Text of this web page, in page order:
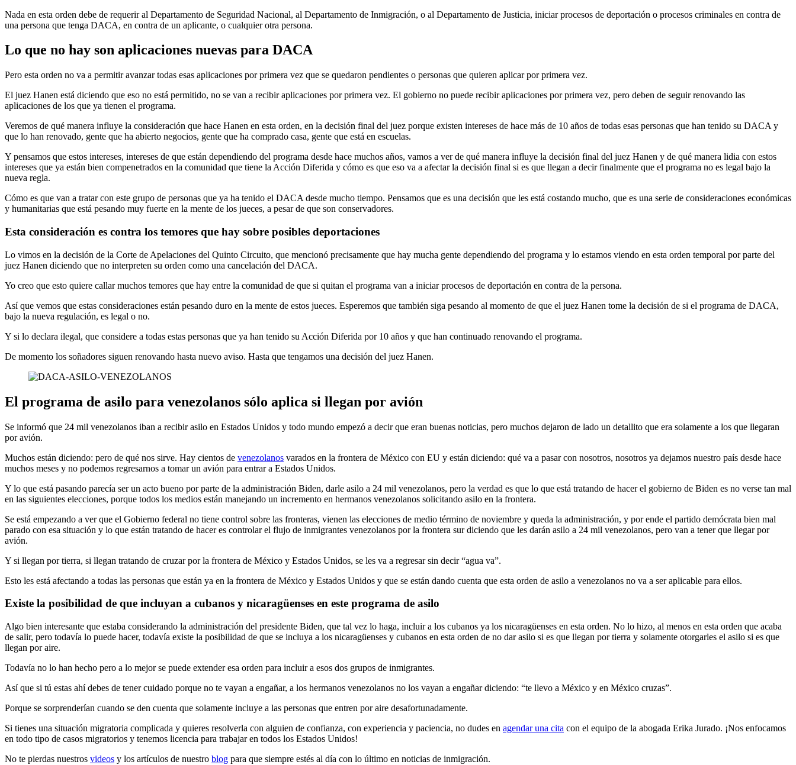
Nada en esta orden debe de requerir al Departamento de Seguridad Nacional, al Departamento de Inmigración, o al Departamento de Justicia, iniciar procesos de deportación o procesos criminales en contra de
una persona que tenga DACA, en contra de un aplicante, o cualquier otra persona.
Lo que no hay son aplicaciones nuevas para DACA
Pero esta orden no va a permitir avanzar todas esas aplicaciones por primera vez que se quedaron pendientes o personas que quieren aplicar por primera vez.
El juez Hanen está diciendo que eso no está permitido, no se van a recibir aplicaciones por primera vez. El gobierno no puede recibir aplicaciones por primera vez, pero deben de seguir renovando las
aplicaciones de los que ya tienen el programa.
Veremos de qué manera influye la consideración que hace Hanen en esta orden, en la decisión final del juez porque existen intereses de hace más de 10 años de todas esas personas que han tenido su DACA y
que lo han renovado, gente que ha abierto negocios, gente que ha comprado casa, gente que está en escuelas.
Y pensamos que estos intereses, intereses de que están dependiendo del programa desde hace muchos años, vamos a ver de qué manera influye la decisión final del juez Hanen y de qué manera lidia con estos
intereses que ya están bien compenetrados en la comunidad que tiene la Acción Diferida y cómo es que eso va a afectar la decisión final si es que llegan a decir finalmente que el programa no es legal bajo la
nueva regla.
Cómo es que van a tratar con este grupo de personas que ya ha tenido el DACA desde mucho tiempo. Pensamos que es una decisión que les está costando mucho, que es una serie de consideraciones económicas
y humanitarias que está pesando muy fuerte en la mente de los jueces, a pesar de que son conservadores.
Esta consideración es contra los temores que hay sobre posibles deportaciones
Lo vimos en la decisión de la Corte de Apelaciones del Quinto Circuito, que mencionó precisamente que hay mucha gente dependiendo del programa y lo estamos viendo en esta orden temporal por parte del
juez Hanen diciendo que no interpreten su orden como una cancelación del DACA.
Yo creo que esto quiere callar muchos temores que hay entre la comunidad de que si quitan el programa van a iniciar procesos de deportación en contra de la persona.
Así que vemos que estas consideraciones están pesando duro en la mente de estos jueces. Esperemos que también siga pesando al momento de que el juez Hanen tome la decisión de si el programa de DACA,
bajo la nueva regulación, es legal o no.
Y si lo declara ilegal, que considere a todas estas personas que ya han tenido su Acción Diferida por 10 años y que han continuado renovando el programa.
De momento los soñadores siguen renovando hasta nuevo aviso. Hasta que tengamos una decisión del juez Hanen.
El programa de asilo para venezolanos sólo aplica si llegan por avión
Se informó que 24 mil venezolanos iban a recibir asilo en Estados Unidos y todo mundo empezó a decir que eran buenas noticias, pero muchos dejaron de lado un detallito que era solamente a los que llegaran
por avión.
Muchos están diciendo: pero de qué nos sirve. Hay cientos de venezolanos varados en la frontera de México con EU y están diciendo: qué va a pasar con nosotros, nosotros ya dejamos nuestro país desde hace
muchos meses y no podemos regresarnos a tomar un avión para entrar a Estados Unidos.
Y lo que está pasando parecía ser un acto bueno por parte de la administración Biden, darle asilo a 24 mil venezolanos, pero la verdad es que lo que está tratando de hacer el gobierno de Biden es no verse tan mal
en las siguientes elecciones, porque todos los medios están manejando un incremento en hermanos venezolanos solicitando asilo en la frontera.
Se está empezando a ver que el Gobierno federal no tiene control sobre las fronteras, vienen las elecciones de medio término de noviembre y queda la administración, y por ende el partido demócrata bien mal
parado con esa situación y lo que están tratando de hacer es controlar el flujo de inmigrantes venezolanos por la frontera sur diciendo que les darán asilo a 24 mil venezolanos, pero van a tener que llegar por
avión.
Y si llegan por tierra, si llegan tratando de cruzar por la frontera de México y Estados Unidos, se les va a regresar sin decir “agua va”.
Esto les está afectando a todas las personas que están ya en la frontera de México y Estados Unidos y que se están dando cuenta que esta orden de asilo a venezolanos no va a ser aplicable para ellos.
Existe la posibilidad de que incluyan a cubanos y nicaragüenses en este programa de asilo
Algo bien interesante que estaba considerando la administración del presidente Biden, que tal vez lo haga, incluir a los cubanos ya los nicaragüenses en esta orden. No lo hizo, al menos en esta orden que acaba
de salir, pero todavía lo puede hacer, todavía existe la posibilidad de que se incluya a los nicaragüenses y cubanos en esta orden de no dar asilo si es que llegan por tierra y solamente otorgarles el asilo si es que
llegan por aire.
Todavía no lo han hecho pero a lo mejor se puede extender esa orden para incluir a esos dos grupos de inmigrantes.
Así que si tú estas ahí debes de tener cuidado porque no te vayan a engañar, a los hermanos venezolanos no los vayan a engañar diciendo: “te llevo a México y en México cruzas”.
Porque se sorprenderían cuando se den cuenta que solamente incluye a las personas que entren por aire desafortunadamente.
Si tienes una situación migratoria complicada y quieres resolverla con alguien de confianza, con experiencia y paciencia, no dudes en agendar una cita con el equipo de la abogada Erika Jurado. ¡Nos enfocamos
en todo tipo de casos migratorios y tenemos licencia para trabajar en todos los Estados Unidos!
No te pierdas nuestros videos y los artículos de nuestro blog para que siempre estés al día con lo último en noticias de inmigración.